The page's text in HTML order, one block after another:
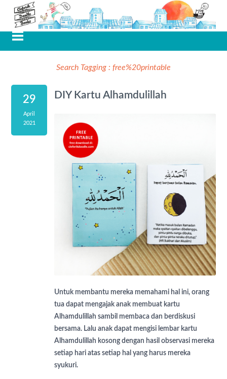
Search Tagging : free%20printable
29
April
2021
DIY Kartu Alhamdulillah
Untuk membantu mereka memahami hal ini, orang
tua dapat mengajak anak membuat kartu
Alhamdulillah sambil membaca dan berdiskusi
bersama. Lalu anak dapat mengisi lembar kartu
Alhamdulillah kosong dengan hasil observasi mereka
setiap hari atas setiap hal yang harus mereka
syukuri.